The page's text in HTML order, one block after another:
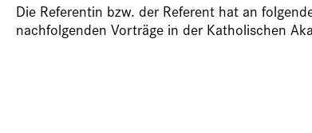
Die Referentin bzw. der Referent hat an
nachfolgenden Vorträge in der Katholischen